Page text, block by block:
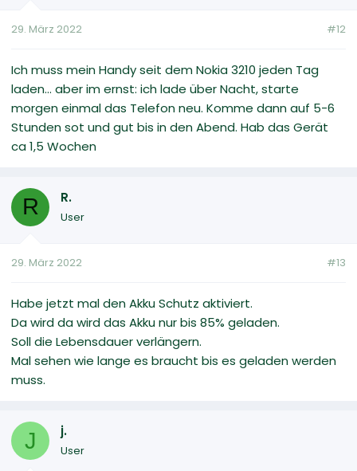
29. März 2022 #12
Ich muss mein Handy seit dem Nokia 3210 jeden Tag
laden... aber im ernst: ich lade über Nacht, starte
morgen einmal das Telefon neu. Komme dann auf 5-6
Stunden sot und gut bis in den Abend. Hab das Gerät
ca 1,5 Wochen
R R.
User
29. März 2022 #13
Habe jetzt mal den Akku Schutz aktiviert.
Da wird da wird das Akku nur bis 85% geladen.
Soll die Lebensdauer verlängern.
Mal sehen wie lange es braucht bis es geladen werden
muss.
J j.
User